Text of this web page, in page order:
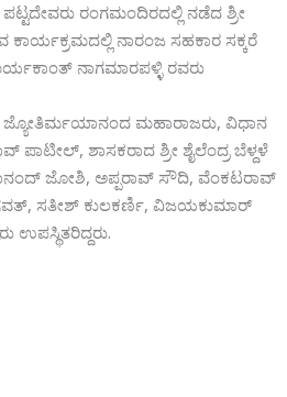
ರಂಗಮಂದಿರದಲ್ಲಿ ನಡೆದ ಶ್ರೀ
ನಾರಂಜ ಸಹಕಾರ ಸಕ್ಕರೆ
ನಾಗಮಾರಪಳ್ಳಿ ರವರು
ಜ್ಯೋತಿರ್ಮಯಾನಂದ ಮಹಾರಾಜರು, ವಿಧಾನ
ಪಾಟೀಲ್, ಶಾಸಕರಾದ ಶ್ರೀ ಶೈಲೆಂದ್ರ ಬೆಳ್ದಳೆ
ಜೋಶಿ, ಅಪ್ಪರಾವ್ ಸೌದಿ, ವೆಂಕಟರಾವ್
ಸತೀಶ್ ಕುಲಕರ್ಣಿ, ವಿಜಯಕುಮಾರ್
ಉಪಸ್ಥಿತರಿದ್ದರು.